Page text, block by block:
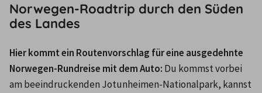
Norwegen-Roadtrip durch den Süden
des Landes
Hier kommt ein Routenvorschlag für eine ausgedehnte
Norwegen-Rundreise mit dem Auto: Du kommst vorbei
am beeindruckenden Jotunheimen-Nationalpark, kannst